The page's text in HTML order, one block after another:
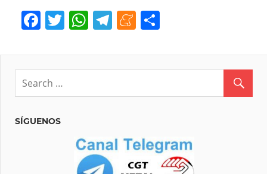
Facebook
Twitter
WhatsApp
Telegram
Meneame
SÍGUENOS